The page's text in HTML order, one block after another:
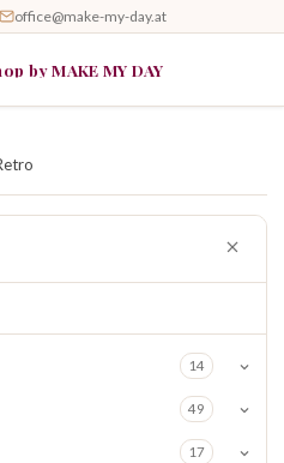
office@make-my-day.at
by MAKE MY DAY
14
49
17